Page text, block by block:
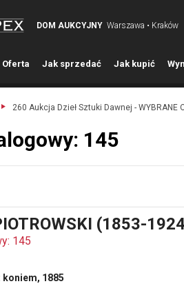
DOM AUKCYJNY Warszawa • Kraków
Oferta Jak sprzedać Jak kupić W
260 Aukcja Dzieł Sztuki Dawnej - WYBRANE
145
(1853-
145
koniem, 1885